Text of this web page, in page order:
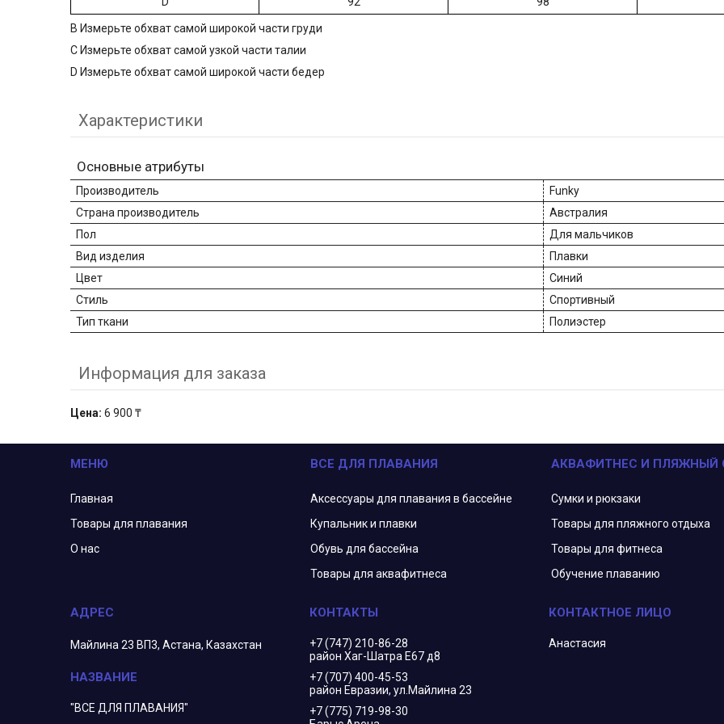
B Измерьте обхват самой широкой части груди
C Измерьте обхват самой узкой части талии
D Измерьте обхват самой широкой части бедер
Характеристики
Основные атрибуты
Производитель
Funky
Страна производитель
Австралия
Пол
Для мальчиков
Вид изделия
Плавки
Цвет
Синий
Стиль
Спортивный
Тип ткани
Полиэстер
Информация для заказа
Цена: 6 900 ₸
МЕНЮ
Главная
Товары для плавания
О нас
ВСЕ ДЛЯ ПЛАВАНИЯ
Аксессуары для плавания в бассейне
Купальник и плавки
Обувь для бассейна
Товары для аквафитнеса
АКВАФИТНЕС И ПЛЯЖНЫЙ
Сумки и рюкзаки
Товары для пляжного отдыха
Товары для фитнеса
Обучение плаванию
Майлина 23 ВП3, Астана, Казахстан
"ВСЕ ДЛЯ ПЛАВАНИЯ"
+7 (747) 210-86-28
район Хаг-Шатра Е67 д8
+7 (707) 400-45-53
район Евразии, ул.Майлина 23
+7 (775) 719-98-30
Анастасия